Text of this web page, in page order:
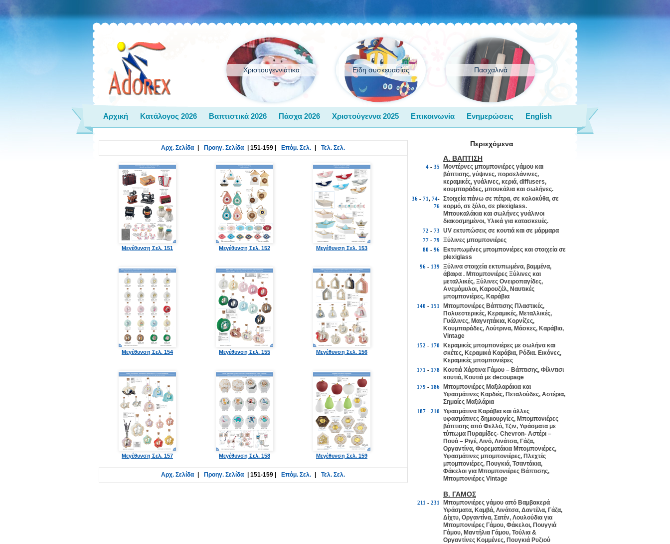
Χριστουγεννιάτικα Είδη συσκευασίας Πασχαλινά
Αρχική Κατάλογος 2026 Βαπτιστικά 2026 Πάσχα 2026 Χριστούγεννα 2025 Επικοινωνία Ενημερώσεις English
Αρχ. Σελίδα Προηγ. Σελίδα 151-159 Επόμ. Σελ. Τελ. Σελ.
Μεγέθυνση Σελ. 151 Μεγέθυνση Σελ. 152 Μεγέθυνση Σελ. 153
Μεγέθυνση Σελ. 154 Μεγέθυνση Σελ. 155 Μεγέθυνση Σελ. 156
Μεγέθυνση Σελ. 157 Μεγέθυνση Σελ. 158 Μεγέθυνση Σελ. 159
Αρχ. Σελίδα Προηγ. Σελίδα 151-159 Επόμ. Σελ. Τελ. Σελ.
Περιεχόμενα
Α. ΒΑΠΤΙΣΗ
4 - 35
Μοντέρνες μπομπονιέρες γάμου και
βάπτισης, γύψινες, πορσελάνινες,
κεραμικές, γυάλινες, κεριά, diffusers,
κουμπαράδες, μπουκάλια και σωλήνες.
36 - 71, 74-
76
Στοιχεία πάνω σε πέτρα, σε κολοκύθα, σε
κορμό, σε ξύλο, σε plexiglass.
Μπουκαλάκια και σωλήνες γυάλινοι
διακοσμημένοι, Υλικά για κατασκευές.
72 - 73 UV εκτυπώσεις σε κουτιά και σε μάρμαρα
77 - 79 Ξύλινες μπομπονιέρες
80 - 96
Εκτυπωμένες μπομπονιέρες και στοιχεία σε
plexiglass
96 - 139
Ξύλινα στοιχεία εκτυπωμένα, βαμμένα,
άβαφα . Μπομπονιέρες Ξύλινες και
μεταλλικές, Ξύλινες Ονειροπαγίδες,
Ανεμόμυλοι, Καρουζέλ, Ναυτικές
μπομπονιέρες, Καράβια
140 - 151
Μπομπονιέρες Βάπτισης Πλαστικές,
Πολυεστερικές, Κεραμικές, Μεταλλικές,
Γυάλινες, Μαγνητάκια, Κορνίζες,
Κουμπαράδες, Λούτρινα, Μάσκες, Καράβια,
Vintage
152 - 170
Κεραμικές μπομπονιέρες με σωλήνα και
σκέτες, Κεραμικά Καράβια, Ρόδια. Εικόνες,
Κεραμικές μπομπονιέρες
171 - 178
Κουτιά Χάρτινα Γάμου – Βάπτισης, Φίλντισι
κουτιά, Κουτιά με decoupage
179 - 186
Μπομπονιέρες Μαξιλαράκια και
Υφασμάτινες Καρδιές, Πεταλούδες, Αστέρια,
Σημαίες Μαξιλάρια
187 - 210
Υφασμάτινα Καράβια και άλλες
υφασμάτινες δημιουργίες, Μπομπονιέρες
βάπτισης από Φελλό, Τζιν, Υφάσματα με
τύπωμα Πυραμίδες- Chevron- Αστέρι –
Πουά – Ριγέ, Λινό, Λινάτσα, Γάζα,
Οργαντίνα, Φορεματάκια Μπομπονιέρες,
Υφασμάτινες μπομπονιέρες, Πλεχτές
μπομπονιέρες, Πουγκιά, Τσαντάκια,
Φάκελοι για Μπομπονιέρες Βάπτισης,
Μπομπονιέρες Vintage
Β. ΓΑΜΟΣ
211 - 231
Μπομπονιέρες γάμου από Βαμβακερά
Υφάσματα, Καμβά, Λινάτσα, Δαντέλα, Γάζα,
Δίχτυ, Οργαντίνα, Σατέν, Λουλούδια για
Μπομπονιέρες Γάμου, Φάκελοι, Πουγγιά
Γάμου, Μαντήλια Γάμου, Τούλια &
Οργαντίνες Κομμένες, Πουγκιά Ρυζιού